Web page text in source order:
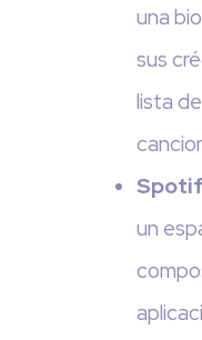
una
sus
lista
un